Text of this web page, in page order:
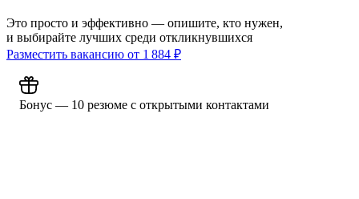
Это просто и эффективно — опишите, кто нужен,
и выбирайте лучших среди откликнувшихся
Разместить вакансию от 1 884 ₽
Бонус — 10 резюме с открытыми контактами